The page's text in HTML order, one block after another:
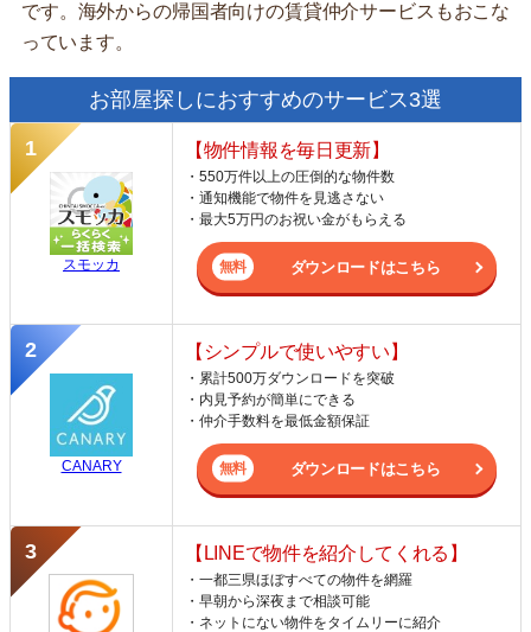
です。海外からの帰国者向けの賃貸仲介サービスもおこな
っています。
お部屋探しにおすすめのサービス3選
スモッカ
【物件情報を毎日更新】
・550万件以上の圧倒的な物件数
・通知機能で物件を見逃さない
・最大5万円のお祝い金がもらえる
ダウンロードはこちら
CANARY
【シンプルで使いやすい】
・累計500万ダウンロードを突破
・内見予約が簡単にできる
・仲介手数料を最低金額保証
ダウンロードはこちら
【LINEで物件を紹介してくれる】
・一都三県ほぼすべての物件を網羅
・早朝から深夜まで相談可能
・ネットにない物件をタイムリーに紹介